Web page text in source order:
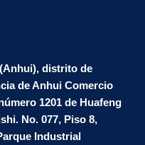
distrito de
de Anhui Comercio
1201 de Huafeng
No. 077, Piso 8,
Industrial